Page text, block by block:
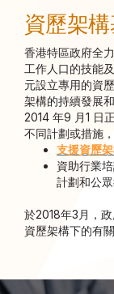
資歷架
香港特區政府全
工作人口的技能
元設立專用的資
架構的持續發展
2014 年9 月1 日
不同計劃或措施
支援資歷
資助行業
計劃和公眾
於2018年3月，
資歷架構下的有關